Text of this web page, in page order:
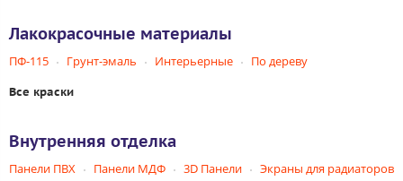
Лакокрасочные материалы
ПФ-115 Грунт-эмаль Интерьерные По дереву
Все краски
Внутренняя отделка
Панели ПВХ Панели МДФ 3D Панели
Экраны для радиаторов